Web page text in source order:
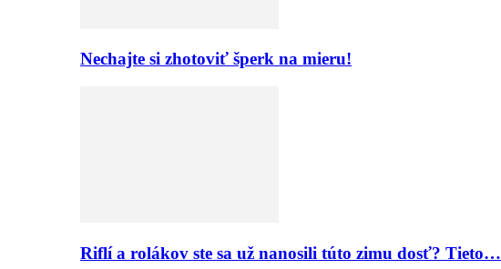
Nechajte si zhotoviť šperk na mieru!
Riflí a rolákov ste sa už nanosili túto zimu dosť? Tieto…